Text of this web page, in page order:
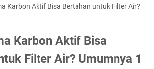
Karbon Aktif Bisa Bertahan untuk Filter Air?
Karbon Aktif Bisa
Filter Air? Umumnya 1